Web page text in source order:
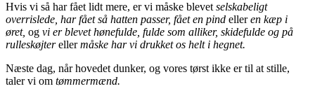
Hvis vi så har fået lidt mere, er vi måske blevetselskabeligt
overrislede, har fået så hatten passer, fået en pind elleren kæp i
øret, og vi er blevet hønefulde, fulde som alliker, skidefulde og på
rulleskøjterellermåske har vi drukket os helt i hegnet.
Næste dag, når hovedet dunker, og vores tørst ikke er til at stille,
taler vi om tømmermænd.